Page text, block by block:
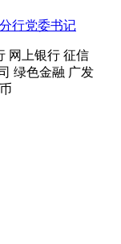
行党委书记
网上银行 征信
绿色金融 广发